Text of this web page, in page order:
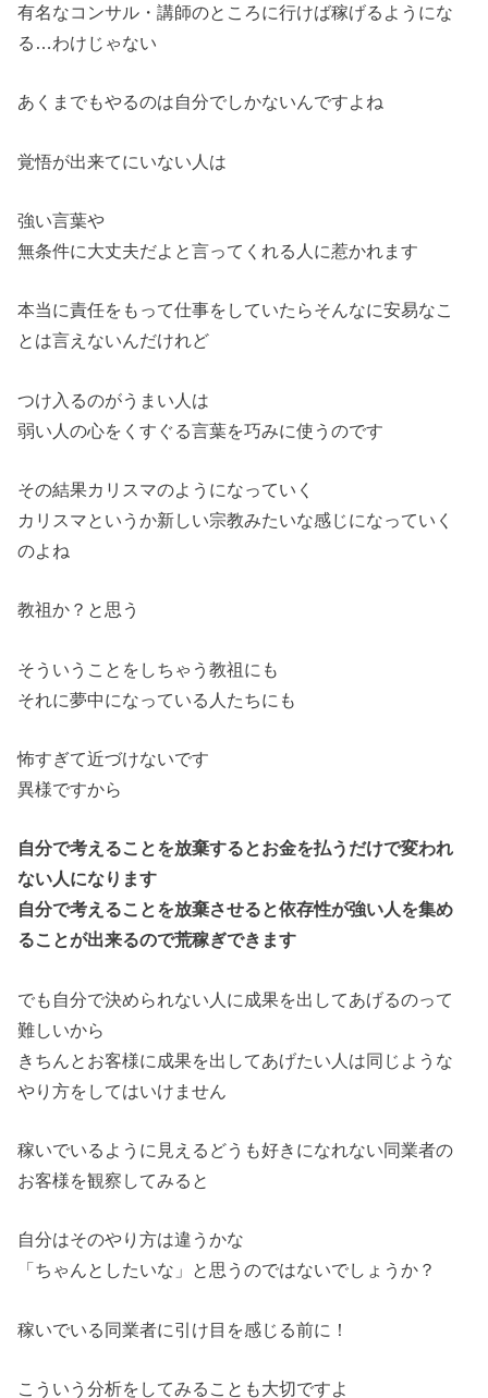
有名なコンサル・講師のところに行けば稼げるようにな
る…わけじゃない
あくまでもやるのは自分でしかないんですよね
覚悟が出来てにいない人は
強い言葉や
無条件に大丈夫だよと言ってくれる人に惹かれます
本当に責任をもって仕事をしていたらそんなに安易なこ
とは言えないんだけれど
つけ入るのがうまい人は
弱い人の心をくすぐる言葉を巧みに使うのです
その結果カリスマのようになっていく
カリスマというか新しい宗教みたいな感じになっていく
のよね
教祖か？と思う
そういうことをしちゃう教祖にも
それに夢中になっている人たちにも
怖すぎて近づけないです
異様ですから
自分で考えることを放棄するとお金を払うだけで変われ
ない人になります
自分で考えることを放棄させると依存性が強い人を集め
ることが出来るので荒稼ぎできます
でも自分で決められない人に成果を出してあげるのって
難しいから
きちんとお客様に成果を出してあげたい人は同じような
やり方をしてはいけません
稼いでいるように見えるどうも好きになれない同業者の
お客様を観察してみると
自分はそのやり方は違うかな
「ちゃんとしたいな」と思うのではないでしょうか？
稼いでいる同業者に引け目を感じる前に！
こういう分析をしてみることも大切ですよ